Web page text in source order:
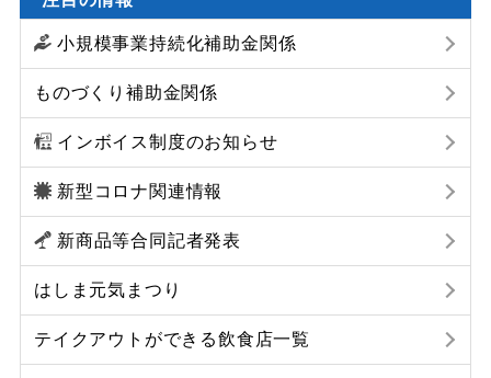
小規模事業持続化補助金関係
ものづくり補助金関係
インボイス制度のお知らせ
新型コロナ関連情報
新商品等合同記者発表
はしま元気まつり
テイクアウトができる飲食店一覧